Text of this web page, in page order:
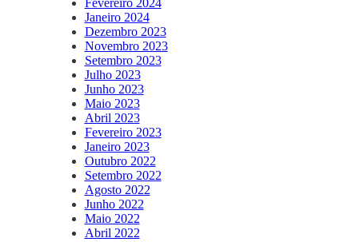
Fevereiro 2024
Janeiro 2024
Dezembro 2023
Novembro 2023
Setembro 2023
Julho 2023
Junho 2023
Maio 2023
Abril 2023
Fevereiro 2023
Janeiro 2023
Outubro 2022
Setembro 2022
Agosto 2022
Junho 2022
Maio 2022
Abril 2022